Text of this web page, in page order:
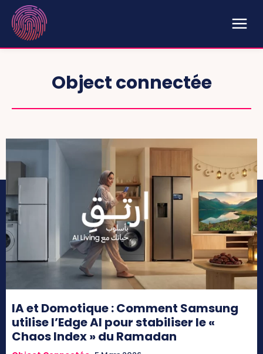
Object connectée
IA et Domotique : Comment Samsung
utilise l’Edge AI pour stabiliser le «
Chaos Index » du Ramadan